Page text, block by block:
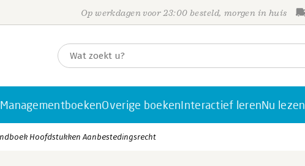
Op werkdagen voor 23:00 besteld, morgen in huis
ManagementboekenOverige boekenInteractief lerenNu lezen
Hoofdstukken Aanbestedingsrecht